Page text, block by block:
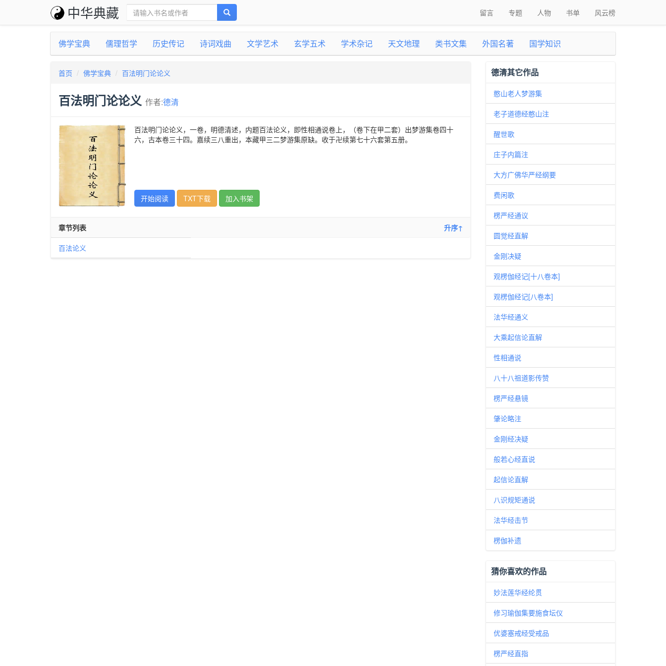
中华典藏 留言 专题 人物 书单 风云榜
佛学宝典 儒理哲学 历史传记 诗词戏曲 文学艺术 玄学五术 学术杂记 天文地理 类书文集 外国名著 国学知识
首页 佛学宝典 百法明门论论义
百法明门论论义 作者:德清
百法明门论论义，一卷，明德清述，内题百法论义，即性相通说卷上，（卷下在甲二套）出梦游集卷四十
六，古本卷三十四。嘉续三八重出，本藏甲三二梦游集原缺。收于卍续第七十六套第五册。
开始阅读 TXT下载 加入书架
章节列表 升序↑
百法论义
德清其它作品
憨山老人梦游集
老子道德经憨山注
醒世歌
庄子内篇注
大方广佛华严经纲要
费闲歌
楞严经通议
圆觉经直解
金刚决疑
观楞伽经记[十八卷本]
观楞伽经记[八卷本]
法华经通义
大乘起信论直解
性相通说
八十八祖道影传赞
楞严经悬镜
肇论略注
金刚经决疑
般若心经直说
起信论直解
八识规矩通说
法华经击节
楞伽补遗
猜你喜欢的作品
妙法莲华经纶贯
修习瑜伽集要施食坛仪
优婆塞戒经受戒品
楞严经直指